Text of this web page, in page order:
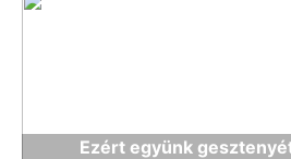
Ezért együnk